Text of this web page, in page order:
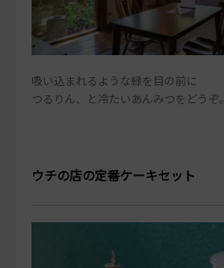
吸い込まれるような緑を目の前に
つるりん、と冷たいあんみつをどうぞ。
ウチの店の定番ケーキセット